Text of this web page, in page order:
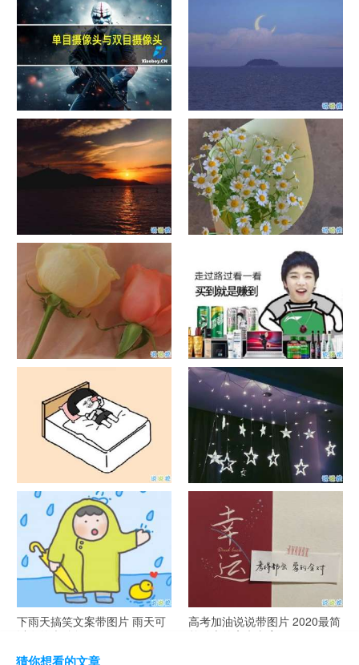
单目摄像头与双目摄像头
晚安励志语录带图片 晚安心语
励志鸡汤
日出文案温柔句子 看日出的微
信说说配图
晒风景照的唯美说说配图 适合
发风景的朋友圈文案
官宣恋爱的说说配图 官宣句子
抖音摆地摊文案 摆地摊的搞笑
说说带图片
谐音梗土味情话大全带图片 油
腻搞笑的土味情话
很酷的霸气句子带图片 最新霸
气说说高冷范
下雨天搞笑文案带图片 雨天可
以发的幽默句子
高考加油说说带图片 2020最简
单励志的高考文案
猜你想看的文章